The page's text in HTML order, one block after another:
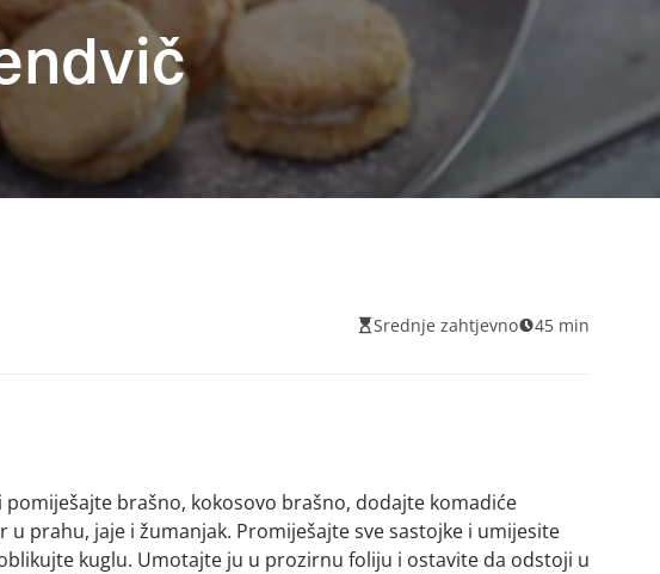
Srednje zahtjevno 45 min
pomiješajte brašno, kokosovo brašno, dodajte komadiće
u prahu, jaje i žumanjak. Promiješajte sve sastojke i umijesite
kuglu. Umotajte ju u prozirnu foliju i ostavite da odstoji u